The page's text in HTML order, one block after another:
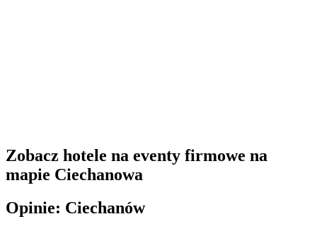
Zobacz hotele na eventy firmowe na
mapie Ciechanowa
Opinie: Ciechanów